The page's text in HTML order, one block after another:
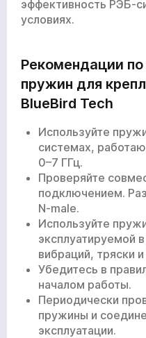
эффективность РЭБ-
условиях.
Рекомендации
пружин для
BlueBird Tech
Используйте
системах,
0–7 ГГц.
Проверяйте
подключением.
N-male.
Используйте
эксплуатируемой
вибраций, тряски
Убедитесь в
началом работы.
Периодически
пружины и
эксплуатации.